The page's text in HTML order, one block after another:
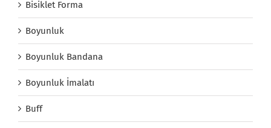
Bisiklet Forma
Boyunluk
Boyunluk Bandana
Boyunluk İmalatı
Buff